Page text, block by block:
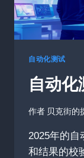
进
阶
践
自动化测试
自动化
作者 贝克街的
2025年的自
和结果的校